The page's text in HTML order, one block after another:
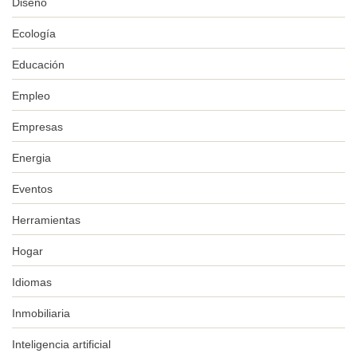
Ecología
Educación
Empleo
Empresas
Energia
Eventos
Herramientas
Hogar
Idiomas
Inmobiliaria
Inteligencia artificial